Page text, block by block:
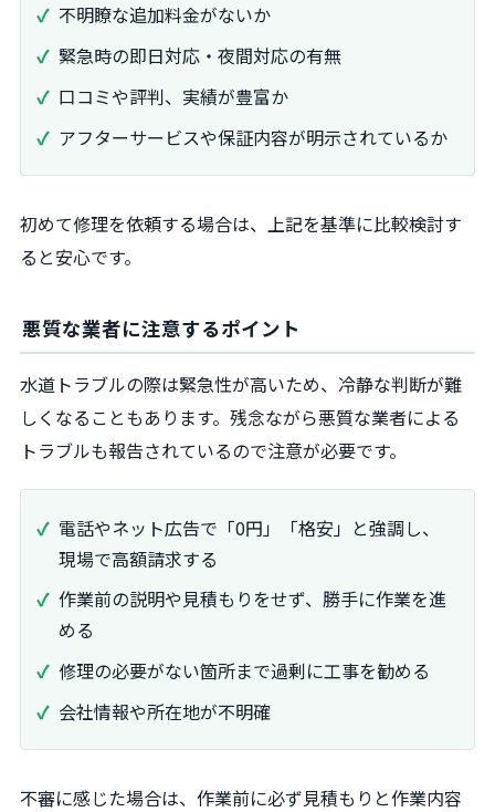
不明瞭な追加料金がないか
緊急時の即日対応・夜間対応の有無
口コミや評判、実績が豊富か
アフターサービスや保証内容が明示されているか
初めて修理を依頼する場合は、上記を基準に比較検討す
ると安心です。
悪質な業者に注意するポイント
水道トラブルの際は緊急性が高いため、冷静な判断が難
しくなることもあります。残念ながら悪質な業者による
トラブルも報告されているので注意が必要です。
電話やネット広告で「0円」「格安」と強調し、
現場で高額請求する
作業前の説明や見積もりをせず、勝手に作業を進
める
修理の必要がない箇所まで過剰に工事を勧める
会社情報や所在地が不明確
不審に感じた場合は、作業前に必ず見積もりと作業内容